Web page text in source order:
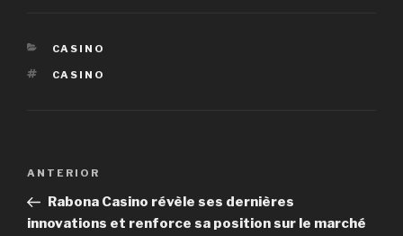
CATEGORIAS
CASINO
TAGS
CASINO
Post
Post
anterior
ANTERIOR
Rabona Casino révèle ses dernières
innovations et renforce sa position sur le marché